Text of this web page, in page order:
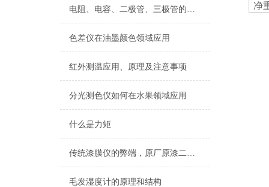
电阻、电容、二极管、三极管的测试
色差仪在油墨颜色领域应用
红外测温应用、原理及注意事项
分光测色仪如何在水果领域应用
什么是力矩
传统漆膜仪的弊端，原厂原漆二手车未必是真
毛发湿度计的原理和结构
净